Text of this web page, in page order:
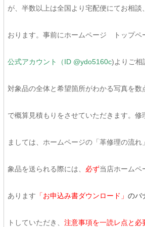
が、半数以上は全国より宅配便にてお相談
おります。事前にホームページ トップペ
公式アカウント（ID @ydo5160c)よりご相
対象品の全体と希望箇所がわかる写真を数
で概算見積もりをさせていただきます。修
ましては、ホームページの「革修理の流
象品を送られる際には、 必ず当店ホームペ
あります 「お申込み書ダウンロード」 のバ
トしていただき、 注意事項を一読レ点と必